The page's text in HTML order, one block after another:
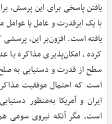
یافتن پاسخی برای این پرسش،
با یک ابرقدرت و عامل یا
یافته است. افزون‌بر این،
کرده، امکان‌پذیری مذاکره
سطح از قدرت و دستیابی به صلح
است که احتمال موفقیت
ایران و آمریکا به‌منظور
است، مگر آنکه نیروی